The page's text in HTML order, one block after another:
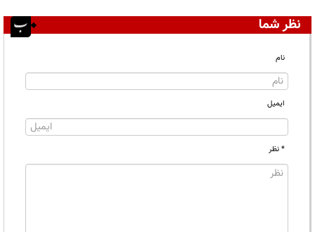
نظر شما
نام
ایمیل
* نظر